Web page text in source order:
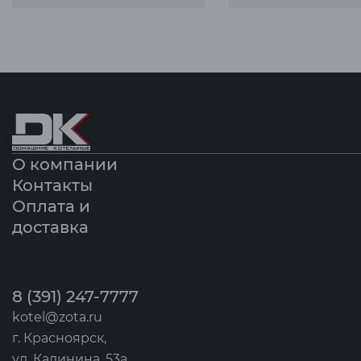
О компании
Контакты
Оплата и
доставка
8 (391) 247-7777
kotel@zota.ru
г. Красноярск,